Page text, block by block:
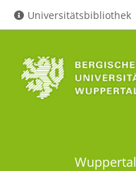
Universitätsbibliothek
Wuppertal